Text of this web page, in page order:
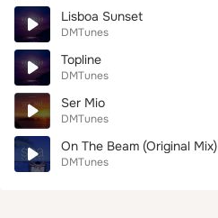
Lisboa Sunset
DMTunes
Topline
DMTunes
Ser Mio
DMTunes
On The Beam (Original Mix)
DMTunes